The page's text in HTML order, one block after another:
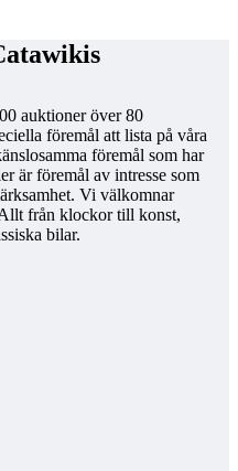
auktioner över 80
föremål att lista på våra
föremål som har
är föremål av intresse som
Vi välkomnar
från klockor till konst,
bilar.